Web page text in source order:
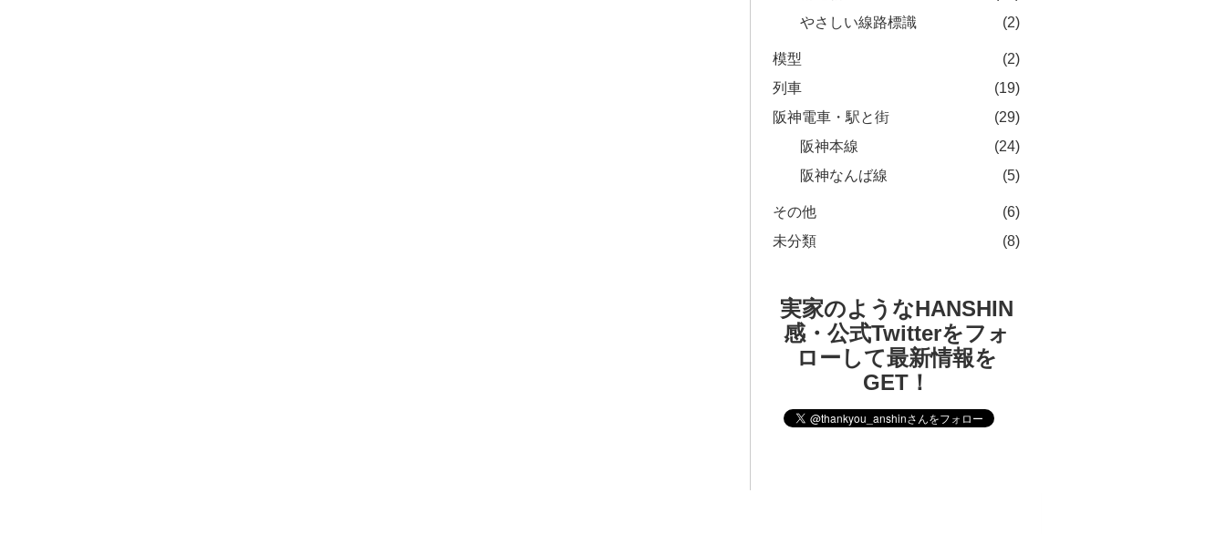
やさしい線路標識
(2)
模型
(2)
列車
(19)
阪神電車・駅と街
(29)
阪神本線
(24)
阪神なんば線
(5)
その他
(6)
未分類
(8)
実家のようなHANSHIN
感・公式Twitterをフォ
ローして最新情報を
GET！